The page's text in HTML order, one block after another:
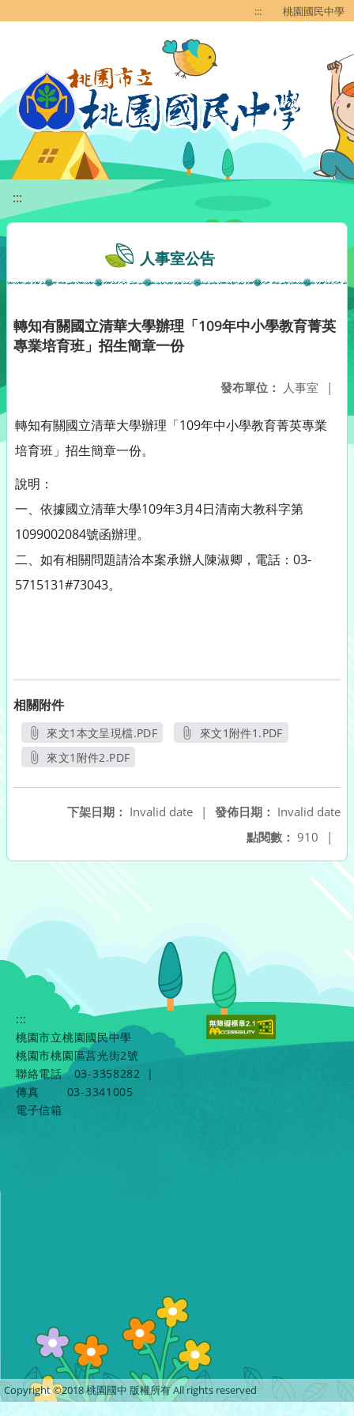
::: 桃園國民中學
:::
人事室公告
轉知有關國立清華大學辦理「109年中小學教育菁英
專業培育班」招生簡章一份
發布單位： 人事室 |
轉知有關國立清華大學辦理「109年中小學教育菁英專業
培育班」招生簡章一份。
說明：
一、依據國立清華大學109年3月4日清南大教科字第
1099002084號函辦理。
二、如有相關問題請洽本案承辦人陳淑卿，電話：03-
5715131#73043。
相關附件
來文1本文呈現檔.PDF
另開新視窗
來文1附件1.PDF
來文1附件2.PDF
發佈日期： Invalid date
下架日期： Invalid date
|
點閱數： 910 |
:::
桃園市立桃園國民中學
桃園市桃園區莒光街2號
聯絡電話
03-3358282
|
傳真
03-3341005
電子信箱
Copyright ©2018 桃園國中 版權所有 All rights reserved